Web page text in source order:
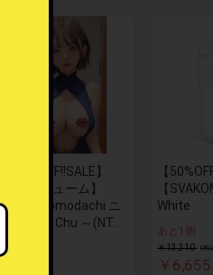
【50%OFF!!SALE】
【コスチューム】
Nipple Tomodachi ニ
ップレス Chu ～(NTC
あと5個
【
【
White
あと1個
￥13,310 (税
￥6,655